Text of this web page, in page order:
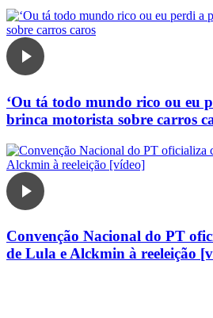
‘Ou tá todo mundo rico ou eu
brinca motorista sobre carros
Convenção Nacional do PT
de Lula e Alckmin à reeleição